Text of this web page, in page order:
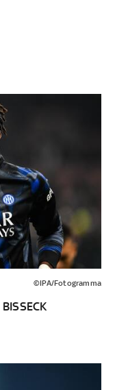
©IPA/Fotogramma
BISSECK